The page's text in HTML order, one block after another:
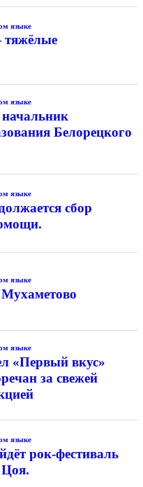
языке
тяжёлые
языке
Белорецкого
языке
сбор
языке
языке
«Первый вкус»
за свежей
языке
рок-фестиваль